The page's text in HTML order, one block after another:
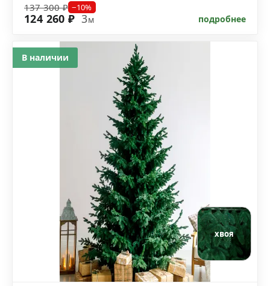
137 300 ₽ −10%
124 260 ₽ 3м подробнее
хвоя
В наличии